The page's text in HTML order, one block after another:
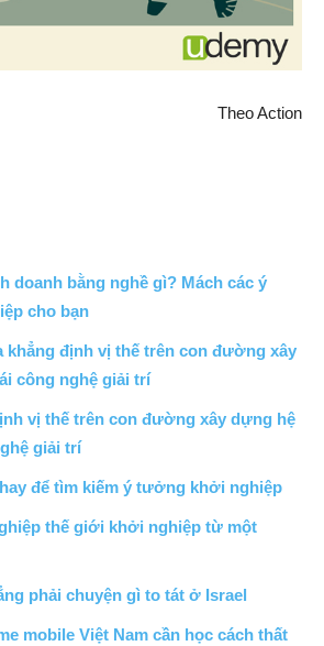
Theo Action
doanh bằng nghề gì? Mách các ý
cho bạn
khẳng định vị thế trên con đường xây
công nghệ giải trí
vị thế trên con đường xây dựng hệ
giải trí
để tìm kiếm ý tưởng khởi nghiệp
thế giới khởi nghiệp từ một
phải chuyện gì to tát ở Israel
mobile Việt Nam cần học cách thất